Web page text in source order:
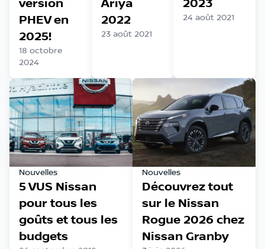
version
PHEV en
2025!
18 octobre
2024
Ariya
2022
23 août 2021
2023
24 août 2021
Nouvelles
5 VUS Nissan
pour tous les
goûts et tous les
budgets
Nouvelles
Découvrez tout
sur le Nissan
Rogue 2026 chez
Nissan Granby